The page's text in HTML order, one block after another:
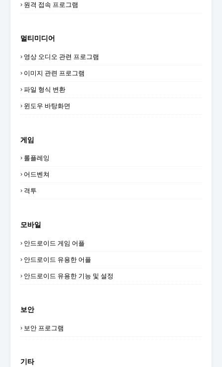
원격 접속 프로그램
멀티미디어
영상 오디오 관련 프로그램
이미지 관련 프로그램
파일 형식 변환
윈도우 바탕화면
게임
롤플레잉
어드벤쳐
격투
모바일
안드로이드 게임 어플
안드로이드 유용한 어플
안드로이드 유용한 기능 및 설정
보안
보안 프로그램
기타